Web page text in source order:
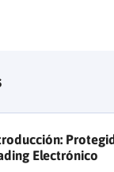
Electrónico